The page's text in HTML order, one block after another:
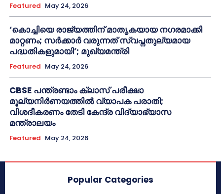
Featured May 24, 2026
‘കൊച്ചിയെ രാജ്യത്തിന് മാതൃകയായ നഗരമാക്കി
മാറ്റണം; സർക്കാർ വരുന്നത് സ്വപ്നതുല്യമായ
പദ്ധതികളുമായി’; മുഖ്യമന്ത്രി
Featured May 24, 2026
CBSE പന്ത്രണ്ടാം ക്ലാസ് പരീക്ഷാ
മൂല്യനിർണയത്തിൽ വ്യാപക പരാതി;
വിശദീകരണം തേടി കേന്ദ്ര വിദ്യാഭ്യാസ
മന്ത്രാലയം
Featured May 24, 2026
Popular Categories